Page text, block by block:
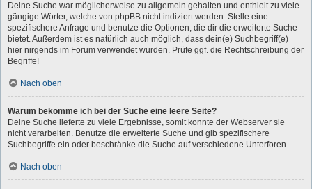
Deine Suche war möglicherweise zu allgemein gehalten und enthielt zu viele
gängige Wörter, welche von phpBB nicht indiziert werden. Stelle eine
spezifischere Anfrage und benutze die Optionen, die dir die erweiterte Suche
bietet. Außerdem ist es natürlich auch möglich, dass dein(e) Suchbegriff(e)
hier nirgends im Forum verwendet wurden. Prüfe ggf. die Rechtschreibung der
Begriffe!
Nach oben
Warum bekomme ich bei der Suche eine leere Seite?
Deine Suche lieferte zu viele Ergebnisse, somit konnte der Webserver sie
nicht verarbeiten. Benutze die erweiterte Suche und gib spezifischere
Suchbegriffe ein oder beschränke die Suche auf verschiedene Unterforen.
Nach oben